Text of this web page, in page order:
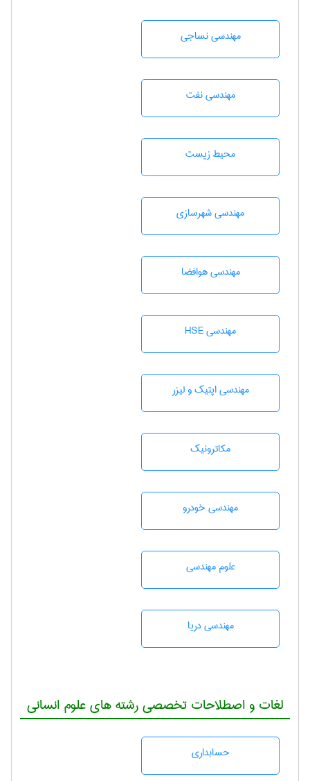
مهندسي نساجی
مهندسی نفت
محيط زيست
مهندسی شهرسازی
مهندسی هوافضا
مهندسی HSE
مهندسی اپتیک و لیزر
مکاترونیک
مهندسی خودرو
علوم مهندسی
مهندسی دریا
لغات و اصطلاحات تخصصی رشته های علوم انسانی
حسابداری